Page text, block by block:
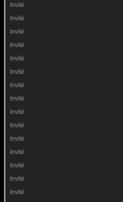
Invité
Invité
Invité
Invité
Invité
Invité
Invité
Invité
Invité
Invité
Invité
Invité
Invité
Invité
Invité